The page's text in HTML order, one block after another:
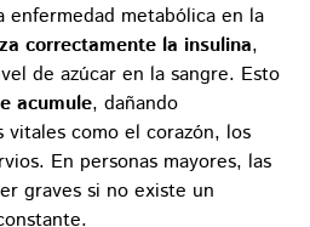
enfermedad metabólica en la
correctamente la insulina,
de azúcar en la sangre. Esto
acumule, dañando
vitales como el corazón, los
En personas mayores, las
graves si no existe un